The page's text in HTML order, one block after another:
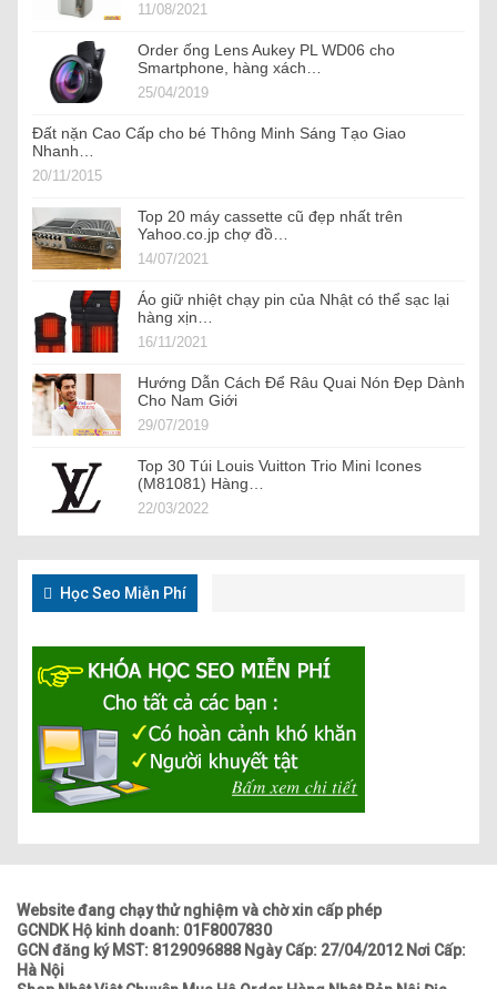
11/08/2021
Order ống Lens Aukey PL WD06 cho
Smartphone, hàng xách…
25/04/2019
Đất nặn Cao Cấp cho bé Thông Minh Sáng Tạo Giao
Nhanh…
20/11/2015
Top 20 máy cassette cũ đẹp nhất trên
Yahoo.co.jp chợ đồ…
14/07/2021
Áo giữ nhiệt chạy pin của Nhật có thể sạc lại
hàng xịn…
16/11/2021
Hướng Dẫn Cách Để Râu Quai Nón Đẹp Dành
Cho Nam Giới
29/07/2019
Top 30 Túi Louis Vuitton Trio Mini Icones
(M81081) Hàng…
22/03/2022
Học Seo Miễn Phí
Website đang chạy thử nghiệm và chờ xin cấp phép
GCNDK Hộ kinh doanh: 01F8007830
GCN đăng ký MST: 8129096888 Ngày Cấp: 27/04/2012 Nơi Cấp:
Hà Nội